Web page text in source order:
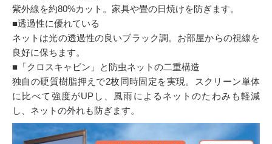
紫外線を約80%カット。家具や畳の日焼けを防ぎます。
■透過性に優れている
ネットは光の透過性の良いブラック調。お部屋からの視線を
良好に保ちます。
■「クロスキャビン」と防虫ネットの二重構造
独自の硬質樹脂押えで2枚同時固定を実現。スクリーン単体
に比べて強度がUPし、風雨によるネットのたわみも軽減
し、ネットの外れも防ぎます。